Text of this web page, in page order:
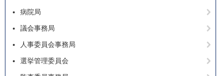
病院局
議会事務局
人事委員会事務局
選挙管理委員会